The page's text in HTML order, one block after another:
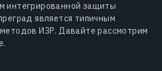
интегрированной защиты
является типичным
ИЗР. Давайте рассмотрим